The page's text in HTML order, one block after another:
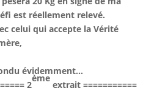
est réellement relevé.
celui qui accepte la Vérité
évidemment…
2
ème
extrait ===========